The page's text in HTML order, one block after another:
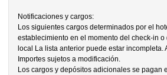
Notificaciones y cargos:
Los siguientes cargos determinados por el
establecimiento en el momento del check-in
local La lista anterior puede estar
Importes sujetos a modificación.
Los cargos y depósitos adicionales se